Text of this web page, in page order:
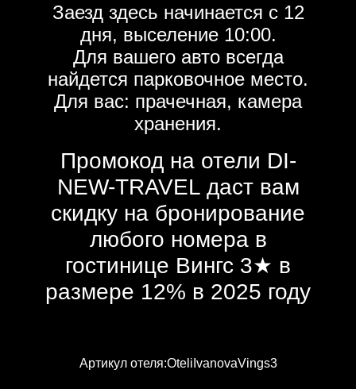
Заезд здесь начинается с 12
дня, выселение 10:00.
Для вашего авто всегда
найдется парковочное место.
Для вас: прачечная, камера
хранения.
Промокод на отели DI-
NEW-TRAVEL даст вам
скидку на бронирование
любого номера в
гостинице Вингс 3★ в
размере 12% в 2025 году
Артикул отеля:OteliIvanovaVings3